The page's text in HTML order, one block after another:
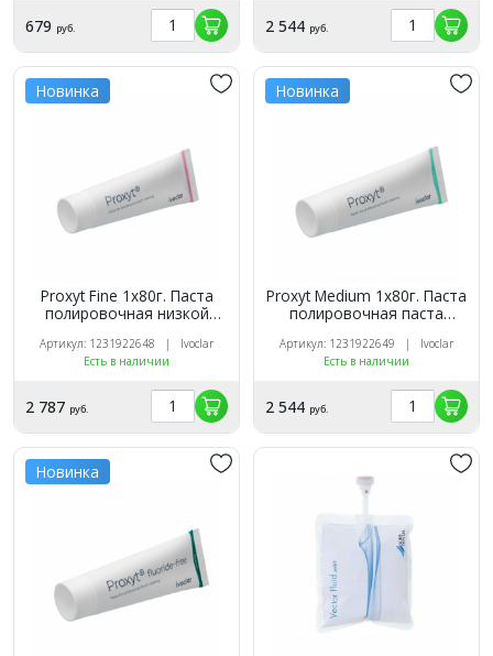
679 руб. 2 544 руб.
Новинка
Proxyt Fine 1x80г. Паста
полировочная низкой
Ivoclar
Артикул: 1231922648 | Ivoclar
Есть в наличии
2 787 руб.
Новинка
Proxyt Medium 1x80г. Паста
полировочная паста
фтором. Ivoclar
Артикул: 1231922649 | Ivoclar
Есть в наличии
2 544 руб.
Новинка